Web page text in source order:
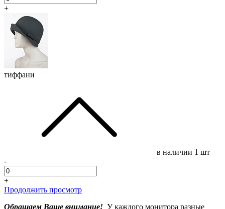
+
тиффани
в наличии 1 шт
-
+
Продолжить просмотр
Обращаем Ваше внимание! У каждого монитора разные